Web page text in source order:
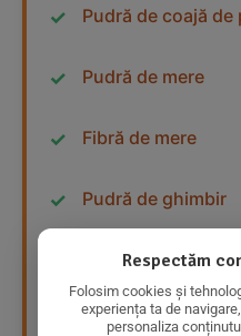
Pudră de coajă de
Pudră de mere
Fibră de mere
Pudră de ghimbir
Pudră de piper
Pudră de turmeric
Respectăm
Folosim cookies și
experiența ta de
personaliza